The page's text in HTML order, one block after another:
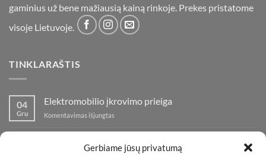
Gerbiame jūsų privatumą
gaminius už bene mažiausią kainą rinkoje. Prekes pristatome
visoje Lietuvoje.
TINKLARAŠTIS
04
Gru
Elektromobilio įkrovimo prieiga
Komentavimas išjungtas
prieiga
Komentavimas išjungtasįraše